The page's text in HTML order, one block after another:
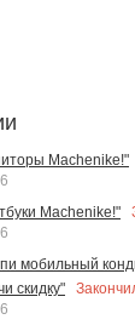
Machenike!"
Machenike!"
мобильный
скидку"